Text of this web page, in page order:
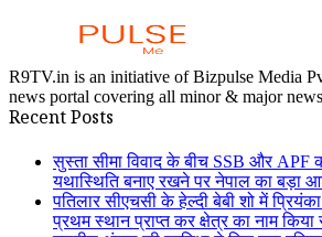
R9TV.in is an initiative of Bizpulse Media
news portal covering all minor & major
Recent Posts
सुस्ता सीमा विवाद के बीच SSB और APF
यथास्थिति बनाए रखने पर नेपाल का बड़ा
पतिलार सीएचसी के हेल्दी बेबी शो में
प्रथम स्थान प्राप्त कर क्षेत्र का नाम किया